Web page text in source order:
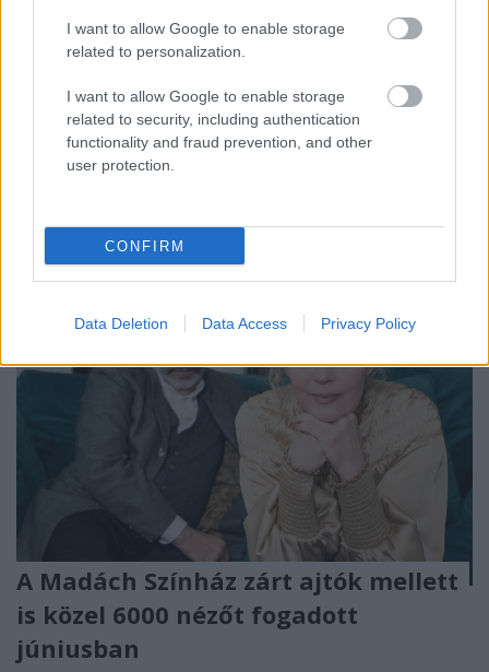
I want to allow Google to enable storage
related to personalization.
I want to allow Google to enable storage
related to security, including authentication
functionality and fraud prevention, and other
user protection.
CONFIRM
Data Deletion Data Access Privacy Policy
"Csak engedjenek át a határon,
jövünk!"
mtothorsi 2020. július 13.
Augusztus 21. és 29. között, a tervezett és már
meghirdetett versenyprogrammal, magas művészi
A Madách Színház zárt ajtók mellett
is közel 6000 nézőt fogadott
júniusban